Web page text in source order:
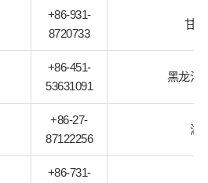
+86-931-
8720733
甘
+86-451-
53631091
黑龙江
+86-27-
87122256
湖
+86-731-